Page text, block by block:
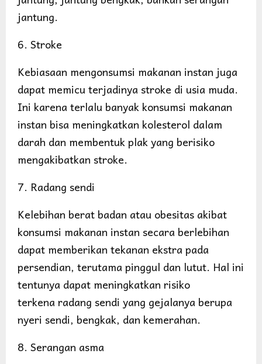
jantung.
6. Stroke
Kebiasaan mengonsumsi makanan instan juga
dapat memicu terjadinya stroke di usia muda.
Ini karena terlalu banyak konsumsi makanan
instan bisa meningkatkan kolesterol dalam
darah dan membentuk plak yang berisiko
mengakibatkan stroke.
7. Radang sendi
Kelebihan berat badan atau obesitas akibat
konsumsi makanan instan secara berlebihan
dapat memberikan tekanan ekstra pada
persendian, terutama pinggul dan lutut. Hal ini
tentunya dapat meningkatkan risiko
terkena radang sendi yang gejalanya berupa
nyeri sendi, bengkak, dan kemerahan.
8. Serangan asma